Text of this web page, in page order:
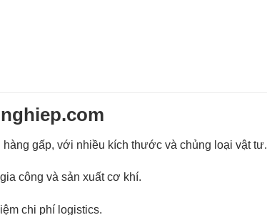
gấp, với nhiều kích thước và chủng loại vật tư.
công và sản xuất cơ khí.
chi phí logistics.